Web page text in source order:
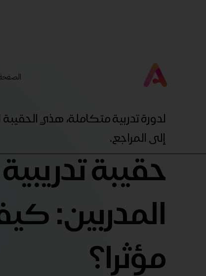
لدورة تدربية متكاملة، هذي
إلى المراجع.
حقيبة
المدربين:
مؤثرا؟